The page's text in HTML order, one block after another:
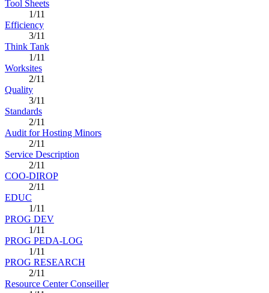
Tool Sheets
1/11
Efficiency
3/11
Think Tank
1/11
Worksites
2/11
Quality
3/11
Standards
2/11
Audit for Hosting Minors
2/11
Service Description
2/11
COO-DIROP
2/11
EDUC
1/11
PROG DEV
1/11
PROG PEDA-LOG
1/11
PROG RESEARCH
2/11
Resource Center Conseiller